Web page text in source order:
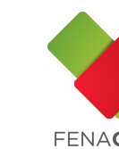
Skip to main content